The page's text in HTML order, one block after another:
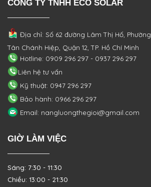
CÔNG TY TNHH ECO SOLAR
Địa chỉ: Số 62 đường Lâm Thị Hố, Phường
Tân Chánh Hiệp, Quận 12, TP. Hồ Chí Minh
Hotline: 0909 296 297 - 0937 296 297
Liên hệ tư vấn
Kỹ thuật: 0947 296 297
Bảo hành: 0966 296 297
Email: nangluongthegioi@gmail.com
GIỜ LÀM VIỆC
Sáng: 7:30 - 11:30
Chiều: 13:00 - 21:30